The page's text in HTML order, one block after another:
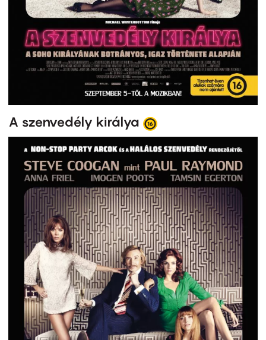
A szenvedély királya